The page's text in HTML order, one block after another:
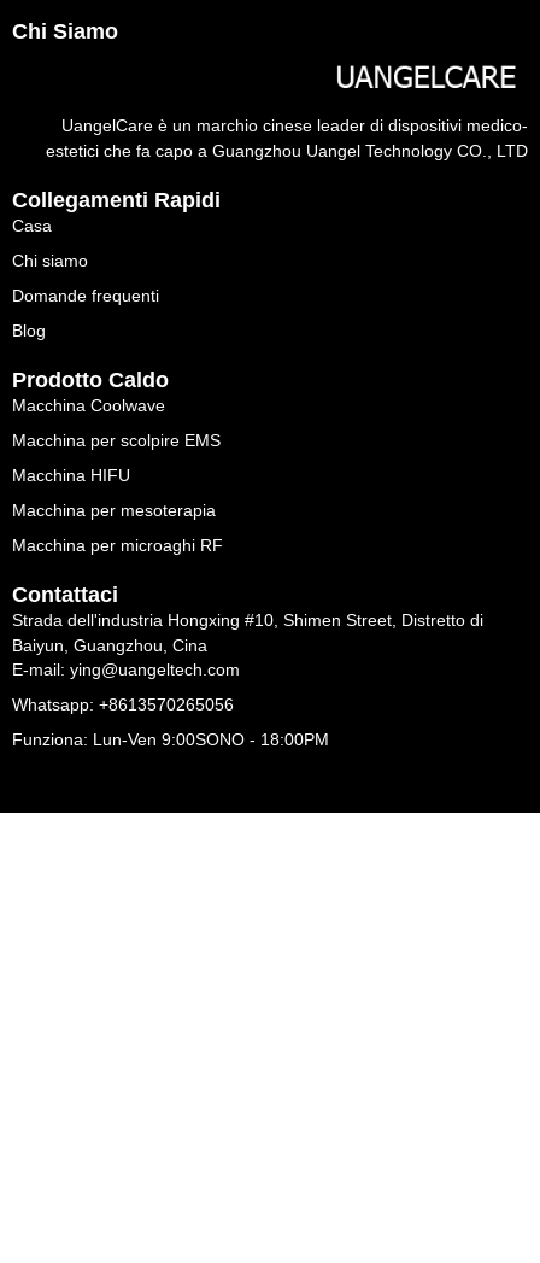
Chi Siamo
UangelCare è un marchio cinese leader di dispositivi medico-
estetici che fa capo a Guangzhou Uangel Technology CO., LTD
Collegamenti Rapidi
Casa
Chi siamo
Domande frequenti
Blog
Prodotto Caldo
Macchina Coolwave
Macchina per scolpire EMS
Macchina HIFU
Macchina per mesoterapia
Macchina per microaghi RF
Contattaci
Strada dell'industria Hongxing #10, Shimen Street, Distretto di
Baiyun, Guangzhou, Cina
E-mail: ying@uangeltech.com
Whatsapp: +8613570265056
Funziona: Lun-Ven 9:00SONO - 18:00PM